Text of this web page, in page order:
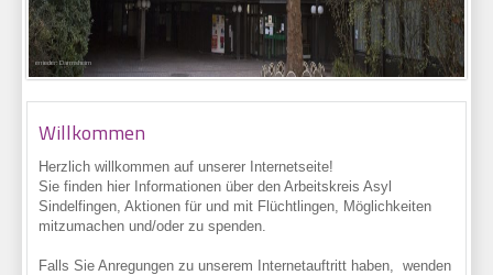
H. Osterrieder: Darmsheim
Willkommen
Herzlich willkommen auf unserer Internetseite!
Sie finden hier Informationen über den Arbeitskreis Asyl
Sindelfingen, Aktionen für und mit Flüchtlingen, Möglichkeiten
mitzumachen und/oder zu spenden.
Falls Sie Anregungen zu unserem Internetauftritt haben, wenden